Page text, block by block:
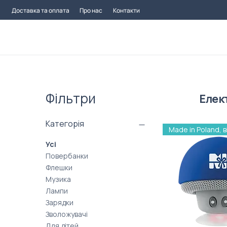
Доставка та оплата Про нас Контакти
Фільтри
Категорія
Усі
Повербанки
Флешки
Музика
Лампи
Зарядки
Зволожувачі